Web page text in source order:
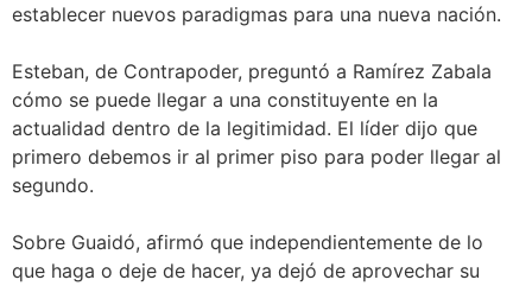
establecer nuevos paradigmas para una nueva nación.
Esteban, de Contrapoder, preguntó a Ramírez Zabala
cómo se puede llegar a una constituyente en la
actualidad dentro de la legitimidad. El líder dijo que
primero debemos ir al primer piso para poder llegar al
segundo.
Sobre Guaidó, afirmó que independientemente de lo
que haga o deje de hacer, ya dejó de aprovechar su